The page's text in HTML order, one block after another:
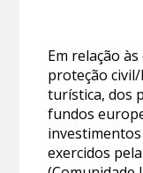
Em relação
proteção
turística, dos
fundos
exercidos